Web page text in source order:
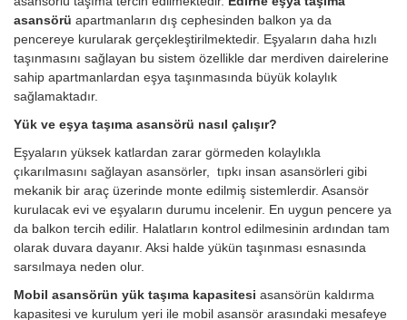
asansörü apartmanların dış cephesinden balkon ya da
pencereye kurularak gerçekleştirilmektedir. Eşyaların daha hızlı
taşınmasını sağlayan bu sistem özellikle dar merdiven dairelerine
sahip apartmanlardan eşya taşınmasında büyük kolaylık
sağlamaktadır.
Yük ve eşya taşıma asansörü nasıl çalışır?
Eşyaların yüksek katlardan zarar görmeden kolaylıkla
çıkarılmasını sağlayan asansörler, tıpkı insan asansörleri gibi
mekanik bir araç üzerinde monte edilmiş sistemlerdir. Asansör
kurulacak evi ve eşyaların durumu incelenir. En uygun pencere ya
da balkon tercih edilir. Halatların kontrol edilmesinin ardından tam
olarak duvara dayanır. Aksi halde yükün taşınması esnasında
sarsılmaya neden olur.
Mobil asansörün yük taşıma kapasitesi asansörün kaldırma
kapasitesi ve kurulum yeri ile mobil asansör arasındaki mesafeye